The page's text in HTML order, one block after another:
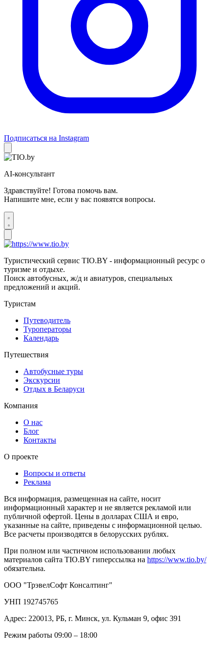
Подписаться на Instagram
AI-консультант
Здравствуйте! Готова помочь вам.
Напишите мне, если у вас появятся вопросы.
Туристический сервис TIO.BY - информационный ресурс о
туризме и отдыхе.
Поиск автобусных, ж/д и авиатуров, специальных
предложений и акций.
Туристам
Путеводитель
Туроператоры
Календарь
Путешествия
Автобусные туры
Экскурсии
Отдых в Беларуси
Компания
О нас
Блог
Контакты
О проекте
Вопросы и ответы
Реклама
Вся информация, размещенная на сайте, носит
информационный характер и не является рекламой или
публичной офертой. Цены в долларах США и евро,
указанные на сайте, приведены с информационной целью.
Все расчеты производятся в белорусских рублях.
При полном или частичном использовании любых
материалов сайта TIO.BY гиперссылка на https://www.tio.by/
обязательна.
ООО "ТрэвелСофт Консалтинг"
УНП 192745765
Адрес: 220013, РБ, г. Минск, ул. Кульман 9, офис 391
Режим работы 09:00 – 18:00